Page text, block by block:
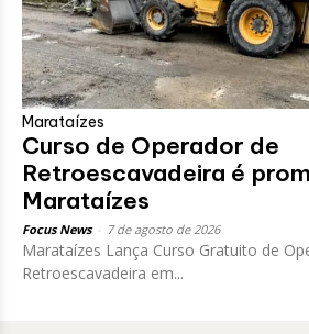
Marataízes
Curso de Operador de
Retroescavadeira é
Marataízes
Focus News 7 de agosto de 2026
Marataízes Lança Curso Gratuito de
Retroescavadeira em...